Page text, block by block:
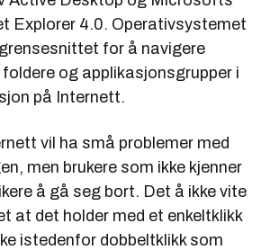
Explorer 4.0. Operativsystemet
for å navigere
og applikasjonsgrupper i
på Internett.
vil ha små problemer med
men brukere som ikke kjenner
å gå seg bort. Det å ikke vite
at det holder med et enkeltklikk
istedenfor dobbeltklikk som